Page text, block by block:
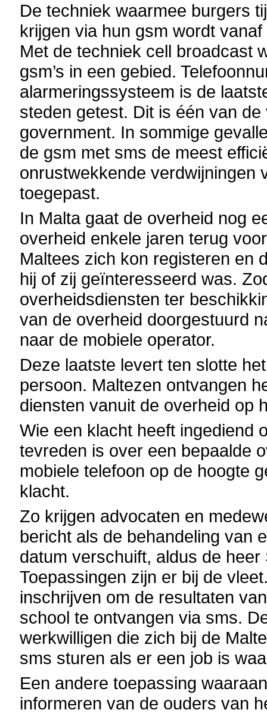
De techniek waarmee burgers
krijgen via hun gsm wordt
Met de techniek cell broadcast
gsm’s in een gebied.
alarmeringssysteem is de
steden getest. Dit is één van
government. In sommige
de gsm met sms de meest
onrustwekkende verdwijningen
toegepast.
In Malta gaat de overheid nog
overheid enkele jaren terug
Maltees zich kon registeren en
hij of zij geïnteresseerd was.
overheidsdiensten ter
van de overheid doorgestuurd
naar de mobiele operator.
Deze laatste levert ten slotte
persoon. Maltezen ontvangen
diensten vanuit de overheid op
Wie een klacht heeft ingediend
tevreden is over een bepaalde
mobiele telefoon op de hoogte
klacht.
Zo krijgen advocaten en
bericht als de behandeling van
datum verschuift, aldus de
Toepassingen zijn er bij de
inschrijven om de resultaten
school te ontvangen via sms.
werkwilligen die zich bij de
sms sturen als er een job is
Een andere toepassing
informeren van de ouders van